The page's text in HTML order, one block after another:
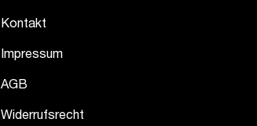
Kontakt
Impressum
AGB
Widerrufsrecht